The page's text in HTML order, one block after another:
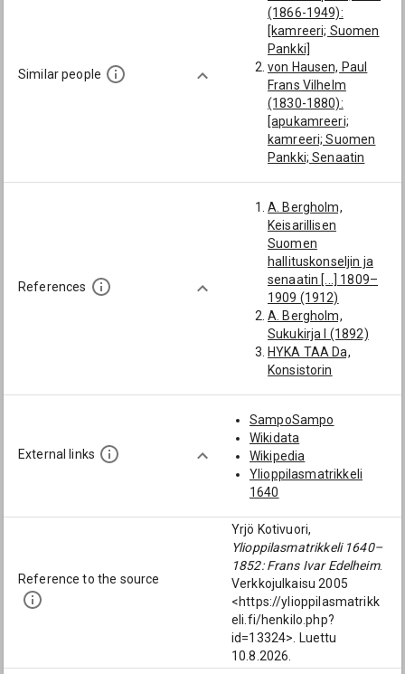
Similar people
(1866-1949):
[kamreeri; Suomen
Pankki]
von Hausen, Paul
Frans Vilhelm
(1830-1880):
[apukamreeri;
kamreeri; Suomen
Pankki; Senaatin
Wegelius, Karl
Theodor Alexander
(1850-1932):
[senaattori; Suomen
Pankki]
Lundgren, Otto
Emanuel (1835-
1871): [Suomen
Pankki]
Florin, August
Vilhelm Oskar
[kamreeri; Suomen
Pankin johtokunnan
puheenjohtaja;
Suomen Pankki;
Senaatin
talousosaston ylim.
kamarikirjuri]
Wahlroos, Georg
Henrik (1873-1948):
[kamreeri; Suomen
Pankki]
References
A. Bergholm,
Keisarillisen
Suomen
hallituskonseljin ja
senaatin [...] 1809–
1909 (1912)
A. Bergholm,
Sukukirja I (1892)
HYKA TAA Da,
Konsistorin
Konsistorin
registratuura 1825
HYKA, Album 1817–
65
K. F. J. Schauman,
Finlands jurister
(1879)
KA
Ansioluettelokokoel
ma
S. Haltsonen (toim.),
Viipurilaisen
osakunnan nimikirja
II 1793–1828 (1968)
External links
SampoSampo
Wikidata
Wikipedia
Ylioppilasmatrikkeli
1640
Reference to the source
Yrjö Kotivuori,
Ylioppilasmatrikkeli 1640–
1852: Frans Ivar Edelheim.
Verkkojulkaisu 2005
<https://ylioppilasmatrikk
eli.fi/henkilo.php?
id=13324>. Luettu
10.8.2026.